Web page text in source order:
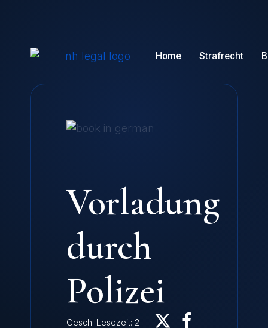
Home Strafrecht
Vorladung
durch
Polizei
Gesch. Lesezeit: 2